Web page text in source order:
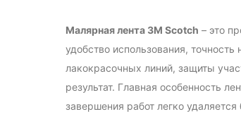
Малярная лента 3M Scotch – это
удобство использования,
лакокрасочных линий, защиты
результат. Главная особенность
завершения работ легко удаляется